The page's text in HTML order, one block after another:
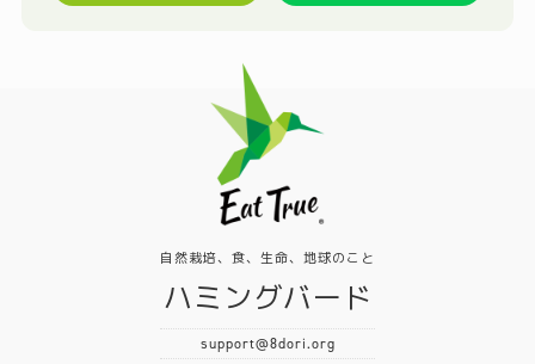
自然栽培、食、生命、地球のこと
ハミングバード
support@8dori.org